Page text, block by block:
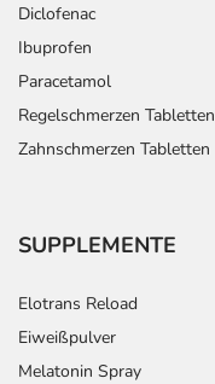
Diclofenac
Ibuprofen
Paracetamol
Regelschmerzen Tabletten
Zahnschmerzen Tabletten
SUPPLEMENTE
Elotrans Reload
Eiweißpulver
Melatonin Spray